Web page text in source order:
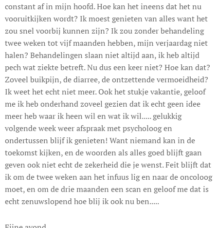
constant af in mijn hoofd. Hoe kan het ineens dat het nu
vooruitkijken wordt? Ik moest genieten van alles want het
zou snel voorbij kunnen zijn? Ik zou zonder behandeling
twee weken tot vijf maanden hebben, mijn verjaardag niet
halen? Behandelingen slaan niet altijd aan, ik heb altijd
pech wat ziekte betreft. Nu dus een keer niet? Hoe kan dat?
Zoveel buikpijn, de diarree, de ontzettende vermoeidheid?
Ik weet het echt niet meer. Ook het stukje vakantie, geloof
me ik heb onderhand zoveel gezien dat ik echt geen idee
meer heb waar ik heen wil en wat ik wil..... gelukkig
volgende week weer afspraak met psycholoog en
ondertussen blijf ik genieten! Want niemand kan in de
toekomst kijken, en de woorden als alles goed blijft gaan
geven ook niet echt de zekerheid die je wenst. Feit blijft dat
ik om de twee weken aan het infuus lig en naar de oncoloog
moet, en om de drie maanden een scan en geloof me dat is
echt zenuwslopend hoe blij ik ook nu ben.....